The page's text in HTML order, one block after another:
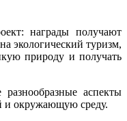
награды получают
экологический туризм,
природу и получать
аспекты
и окружающую среду.